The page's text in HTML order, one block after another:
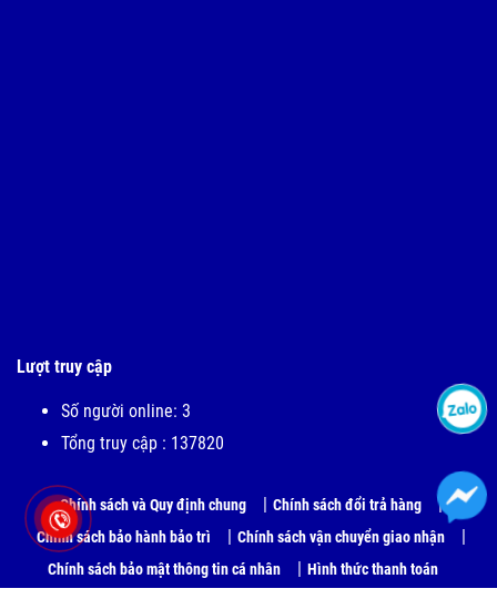
Lượt truy cập
Số người online: 3
Tổng truy cập : 137820
Chính sách và Quy định chung
Chính sách đổi trả hàng
Chính sách bảo hành bảo trì
Chính sách vận chuyển giao nhận
Chính sách bảo mật thông tin cá nhân
Hình thức thanh toán